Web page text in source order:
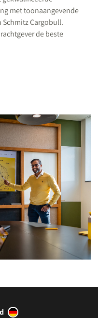
met toonaangevende
Cargobull.
de beste